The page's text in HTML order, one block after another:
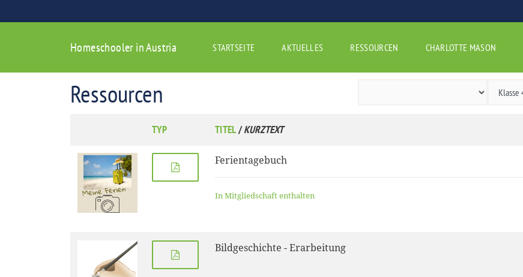
Homeschooler in Austria STARTSEITE AKTUELLES RESSOURCEN CHARLOTTE MASON
Ressourcen
TYP TITEL/KURZTEXT
Ferientagebuch
In Mitgliedschaft enthalten
Bildgeschichte - Erarbeitung